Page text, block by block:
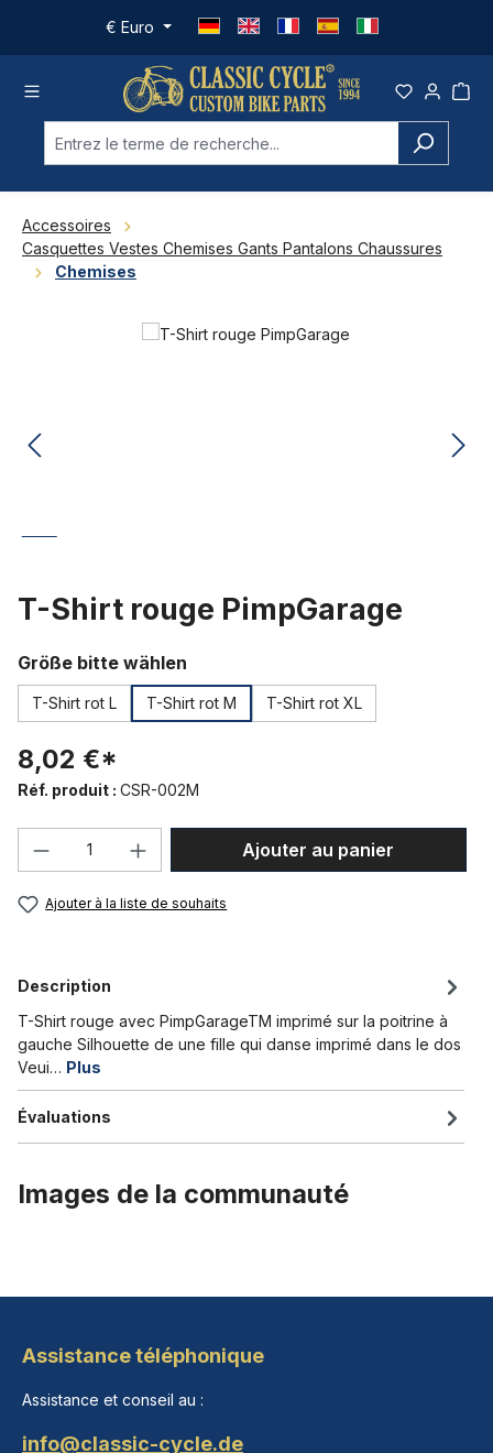
Passer au contenu principal
€ Euro
Accessoires
Casquettes Vestes Chemises Gants Pantalons Chaussures
Chemises
Ignorer la galerie d'images
T-Shirt rouge PimpGarage
Sélectionnez
Größe bitte wählen
T-Shirt rot L T-Shirt rot M T-Shirt rot XL
8,02 €*
Réf. produit : CSR-002M
Quantité de produit : Entrez la
Ajouter au panier
Ajouter à la liste de souhaits
Description
T-Shirt rouge avec PimpGarageTM imprimé sur la poitrine à
gauche Silhouette de une fille qui danse imprimé dans le dos
Veui… Plus
Évaluations
Images de la communauté
Assistance téléphonique
Assistance et conseil au :
info@classic-cycle.de